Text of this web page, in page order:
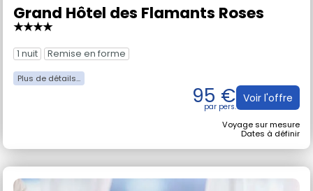
Grand Hôtel des Flamants Roses
★★★★
1 nuit Remise en forme
95 € Voir l'offre
Voyage sur mesure
Dates à définir